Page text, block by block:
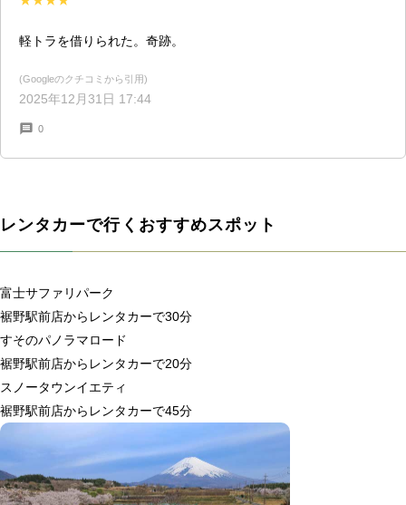
軽トラを借りられた。奇跡。
(Googleのクチコミから引用)
2025年12月31日 17:44
0
レンタカーで行くおすすめスポット
富士サファリパーク
裾野駅前店からレンタカーで30分
すそのパノラマロード
裾野駅前店からレンタカーで20分
スノータウンイエティ
裾野駅前店からレンタカーで45分